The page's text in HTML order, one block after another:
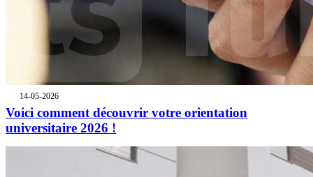
14-05-2026
Voici comment découvrir votre orientation
universitaire 2026 !